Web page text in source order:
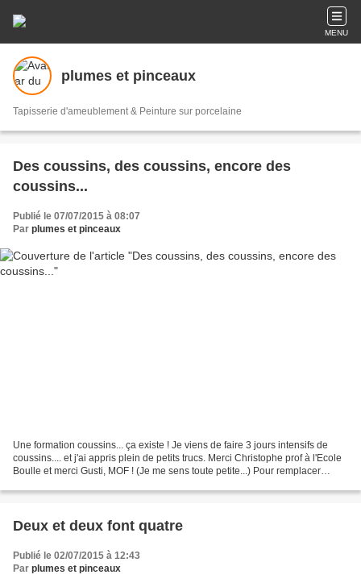
MENU
plumes et pinceaux
Tapisserie d'ameublement & Peinture sur porcelaine
Des coussins, des coussins, encore des
coussins...
Publié le 07/07/2015 à 08:07
Par plumes et pinceaux
Une formation coussins... ça existe ! Je viens de faire 3 jours intensifs de
coussins.... et j'ai appris plein de petits trucs. Merci Christophe prof à l'Ecole
Boulle et merci Gusti, MOF ! (Je me sens toute petite...) Pour remplacer
Deux et deux font quatre
Publié le 02/07/2015 à 12:43
Par plumes et pinceaux